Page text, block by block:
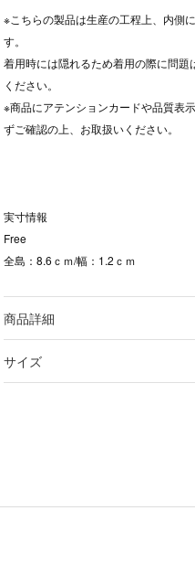
※こちらの製品は生産の工程上、内側
す。
着用時には隠れるため着用の際に問
ください。
※商品にアテンションカードや品質表
ずご確認の上、お取扱いください。
実寸情報
Free
全島：8.6ｃｍ/幅：1.2ｃｍ
商品詳細
サイズ